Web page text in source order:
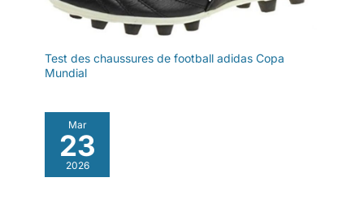
Test des chaussures de football adidas Copa
Mundial
Mar
23
2026